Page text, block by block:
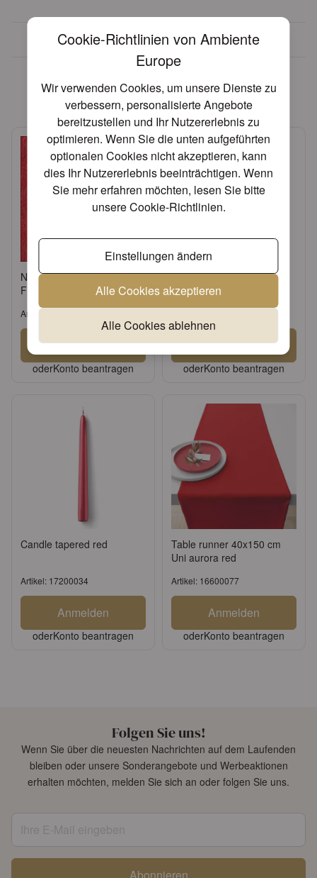
Cookie-Richtlinien von Ambiente
Europe
Wir verwenden Cookies, um unsere Dienste zu
verbessern, personalisierte Angebote
bereitzustellen und Ihr Nutzererlebnis zu
optimieren. Wenn Sie die unten aufgeführten
optionalen Cookies nicht akzeptieren, kann
dies Ihr Nutzererlebnis beeinträchtigen. Wenn
Sie mehr erfahren möchten, lesen Sie bitte
unsereCookie-Richtlinien.
Einstellungen ändern
Alle Cookies akzeptieren
Alle Cookies ablehnen
Über 30 Jahre Erfahrung
Diese Artikel könnten Ihnen
eventuell auch gefallen!
Napkin 33 Elegance red
FSC Mix
Artikel: 13305515
Anmelden
oderKonto beantragen
Standing candle holder
small
Anmelden
oderKonto beantragen
Candle tapered red
Artikel: 17200034
Anmelden
oderKonto beantragen
Table runner 40x150 cm
Uni aurora red
Artikel: 16600077
Anmelden
oderKonto beantragen
Folgen Sie uns!
Wenn Sie über die neuesten Nachrichten auf dem Laufenden
bleiben oder unsere Sonderangebote und Werbeaktionen
erhalten möchten, melden Sie sich an oder folgen Sie uns.